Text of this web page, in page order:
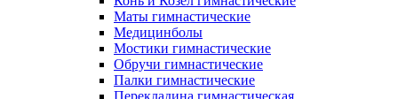
Маты гимнастические
Медицинболы
Мостики гимнастические
Обручи гимнастические
Палки гимнастические
Перекладина гимнастическая